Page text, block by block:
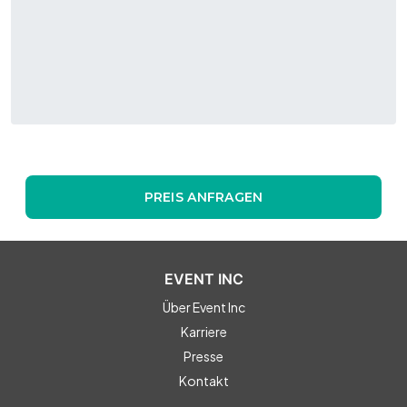
PREIS ANFRAGEN
EVENT INC
Über Event Inc
Karriere
Presse
Kontakt